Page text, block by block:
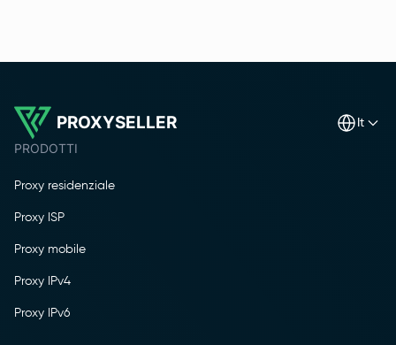
PROXYSELLER it
PRODOTTI
Proxy residenziale
Proxy ISP
Proxy mobile
Proxy IPv4
Proxy IPv6